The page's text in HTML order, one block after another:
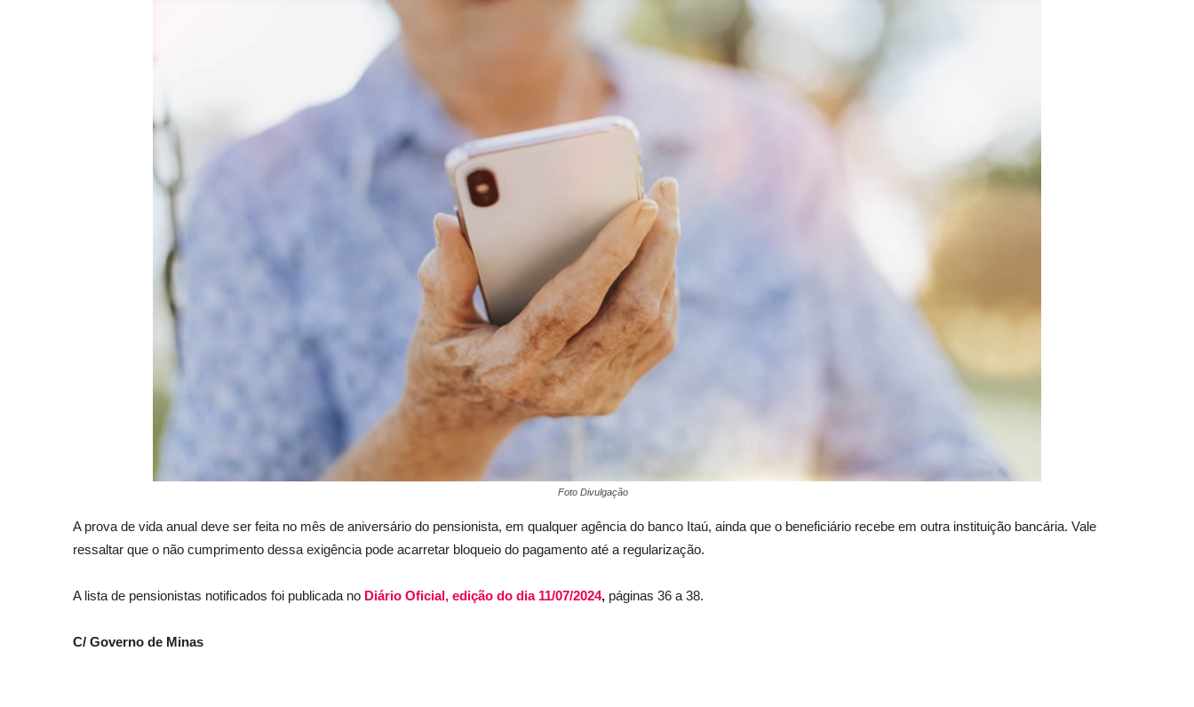
Foto Divulgação
A prova de vida anual deve ser feita no mês de aniversário do pensionista, em qualquer agência do banco Itaú, ainda que o beneficiário recebe em outra instituição bancária. Vale
ressaltar que o não cumprimento dessa exigência pode acarretar bloqueio do pagamento até a regularização.
A lista de pensionistas notificados foi publicada no Diário Oficial, edição do dia 11/07/2024, páginas 36 a 38.
C/ Governo de Minas